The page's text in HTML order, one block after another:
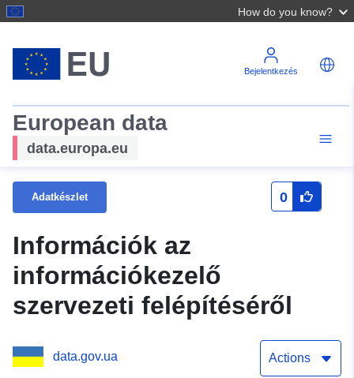
How do you know?
Bejelentkezés
European data
data.europa.eu
Adatkészlet 0
Információk az
információkezelő
szervezeti felépítéséről
data.gov.ua Actions